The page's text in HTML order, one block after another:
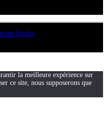
légales
la meilleure expérience sur
ce site, nous supposerons que